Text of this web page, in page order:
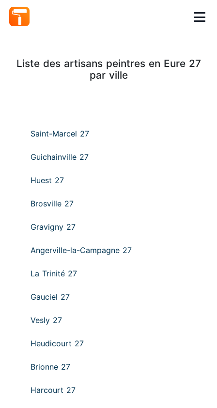
Liste des artisans peintres en Eure 27
par ville
Saint-Marcel 27
Guichainville 27
Huest 27
Brosville 27
Gravigny 27
Angerville-la-Campagne 27
La Trinité 27
Gauciel 27
Vesly 27
Heudicourt 27
Brionne 27
Harcourt 27